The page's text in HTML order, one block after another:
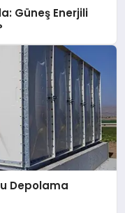
Güneş Enerjili
Depolama